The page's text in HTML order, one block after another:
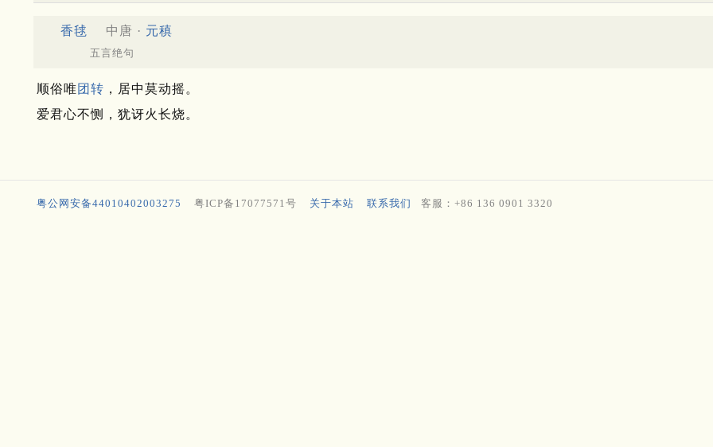
香毬 中唐 · 元稹
五言绝句
顺俗唯团转 ，居中莫动摇。
爱君心不恻，犹讶火长烧。
粤公网安备44010402003275 粤ICP备17077571号 关于本站 联系我们 客服：+86 136 0901 3320